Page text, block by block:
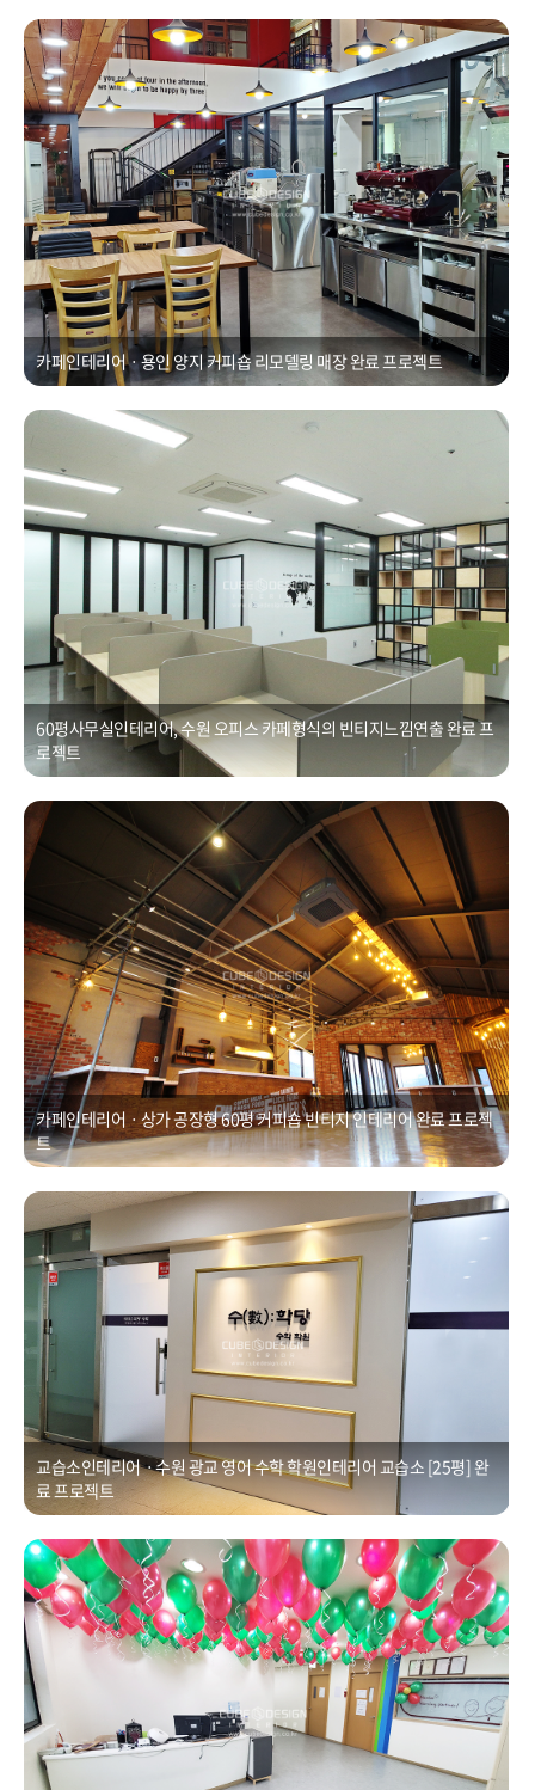
카페인테리어ㆍ용인 양지 커피숍 리모델링 매장
Posted on 2021년 1월 1일byCUBEDESIGN
카페인테리어ㆍ용인 양지 커피숍 리모델링 매장 완료 프로젝트
60평사무실인테리어, 수원 오피스 카페형식의 빈티지느낌연출
2021년 1월 1일
60평사무실인테리어, 수원 오피스 카페형식의 빈티지느낌연출 완료 프
로젝트
카페인테리어ㆍ상가 공장형 60평 커피숍 빈티지 인테리어
Posted on
2021년 1월 1일byCUBEDESIGN
카페인테리어ㆍ상가 공장형 60평 커피숍 빈티지 인테리어 완료 프로젝
트
교습소인테리어ㆍ수원 광교 영어 수학 학원인테리어 교습소 [25평]
Posted on
2021년 1월 1일 CUBEDESIGN
교습소인테리어ㆍ수원 광교 영어 수학 학원인테리어 교습소 [25평] 완
료 프로젝트
학원리모델링ㆍ용인 처인구 100평 리모델링 공사
Posted on2021년 1월 1일byCUBEDESIGN